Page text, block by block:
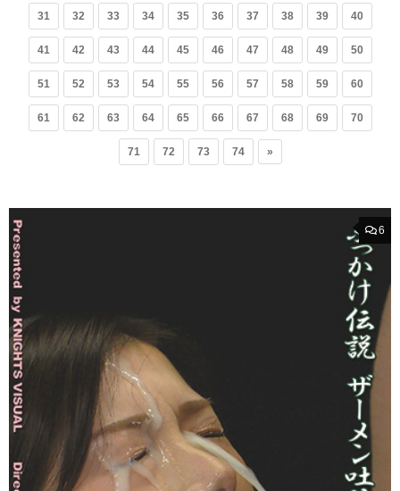
31 32 33 34 35 36 37 38 39 40
41 42 43 44 45 46 47 48 49 50
51 52 53 54 55 56 57 58 59 60
61 62 63 64 65 66 67 68 69 70
71 72 73 74 »
6